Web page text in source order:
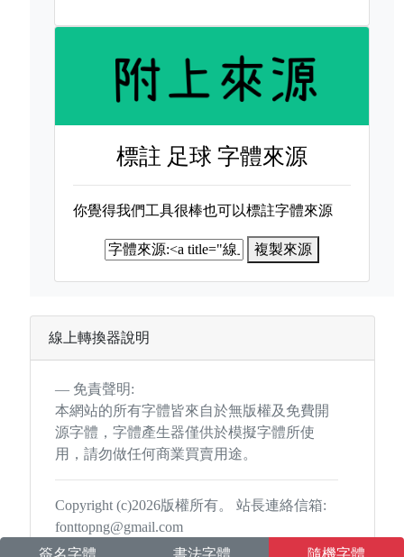
標註 足球 字體來源
你覺得我們工具很棒也可以標註字體來源
複製來源
線上轉換器說明
免責聲明:
本網站的所有字體皆來自於無版權及免費開
源字體，字體產生器僅供於模擬字體所使
用，請勿做任何商業買賣用途。
Copyright (c)2026版權所有。 站長連絡信箱:
fonttopng@gmail.com
簽名字體
書法字體 隨機字體